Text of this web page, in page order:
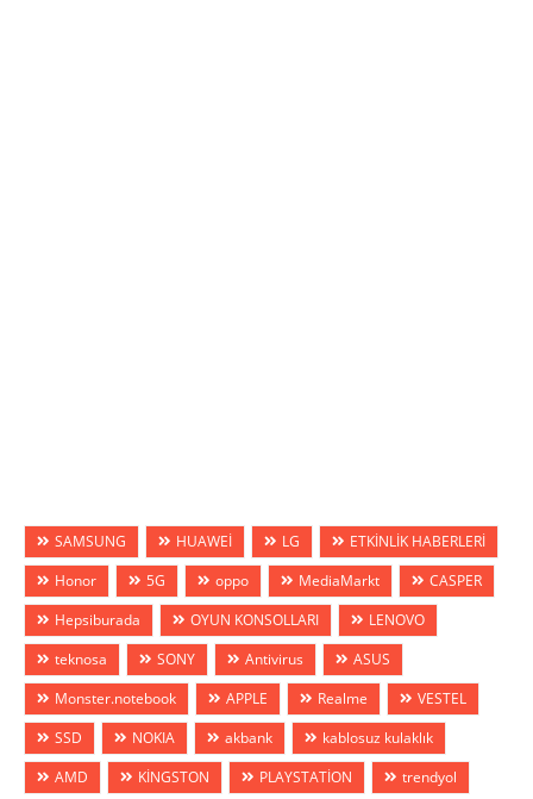
SAMSUNG HUAWEİ LG
ETKİNLİK HABERLERİ
Honor
5G oppo MediaMarkt
CASPER
Hepsiburada
OYUN KONSOLLARI
LENOVO
teknosa
SONY Antivirus
ASUS
Monster.notebook
APPLE Realme
VESTEL
SSD
NOKIA akbank
kablosuz kulaklık
AMD
KİNGSTON PLAYSTATİON
trendyol